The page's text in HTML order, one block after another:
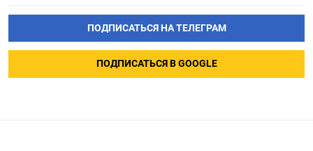
ПОДПИСАТЬСЯ НА ТЕЛЕГРАМ
ПОДПИСАТЬСЯ В GOOGLE